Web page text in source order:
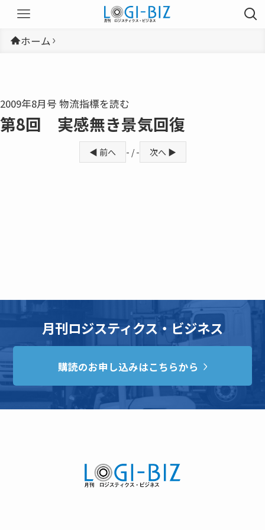
ホーム
2009年8月号 物流指標を読む
第8回 実感無き景気回復
◀ 前へ - / - 次へ ▶
月刊ロジスティクス・ビジネス
購読のお申し込みはこちらから